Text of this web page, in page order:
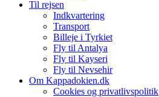
Til rejsen
Indkvartering
Transport
Billeje i Tyrkiet
Fly til Antalya
Fly til Kayseri
Fly til Nevsehir
Om Kappadokien.dk
Cookies og privatlivspolitik